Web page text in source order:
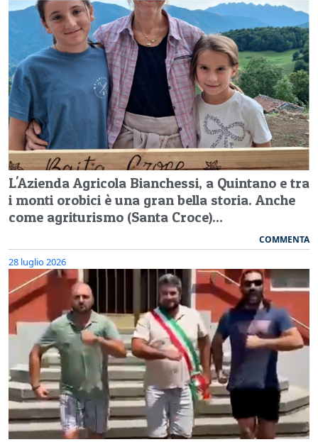
L'Azienda Agricola Bianchessi, a Quintano e tra
i monti orobici è una gran bella storia. Anche
come agriturismo (Santa Croce)...
COMMENTA
28 luglio 2026